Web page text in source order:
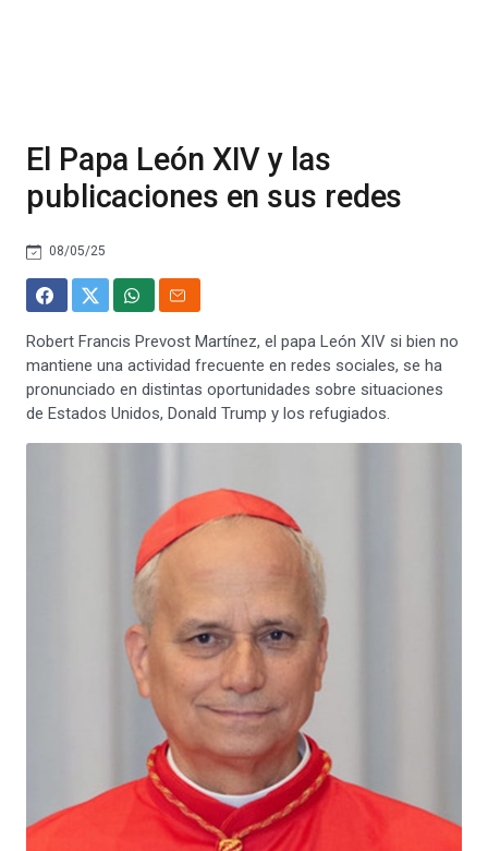
El Papa León XIV y las
publicaciones en sus redes
08/05/25
Robert Francis Prevost Martínez, el papa León XIV si bien no
mantiene una actividad frecuente en redes sociales, se ha
pronunciado en distintas oportunidades sobre situaciones
de Estados Unidos, Donald Trump y los refugiados.